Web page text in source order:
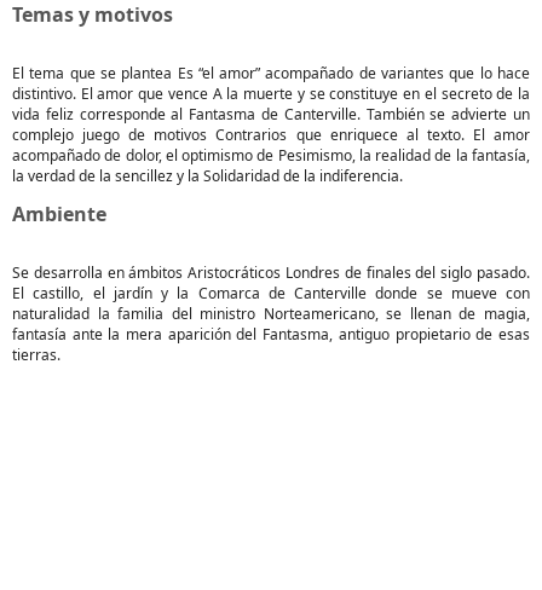
Temas y motivos
El tema que se plantea Es “el amor” acompañado de variantes que lo hace
distintivo. El amor que vence A la muerte y se constituye en el secreto de la
vida feliz corresponde al Fantasma de Canterville. También se advierte un
complejo juego de motivos Contrarios que enriquece al texto. El amor
acompañado de dolor, el optimismo de Pesimismo, la realidad de la fantasía,
la verdad de la sencillez y la Solidaridad de la indiferencia.
Ambiente
Se desarrolla en ámbitos Aristocráticos Londres de finales del siglo pasado.
El castillo, el jardín y la Comarca de Canterville donde se mueve con
naturalidad la familia del ministro Norteamericano, se llenan de magia,
fantasía ante la mera aparición del Fantasma, antiguo propietario de esas
tierras.